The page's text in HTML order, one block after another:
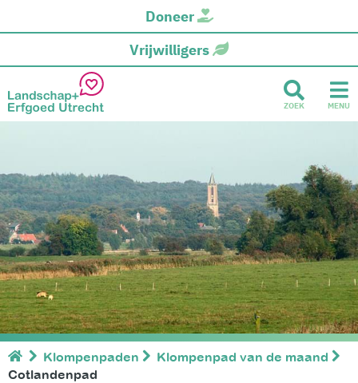
Doneer
Vrijwilligers
ZOEK MENU
Klompenpaden
Klompenpad van de maand
Cotlandenpad